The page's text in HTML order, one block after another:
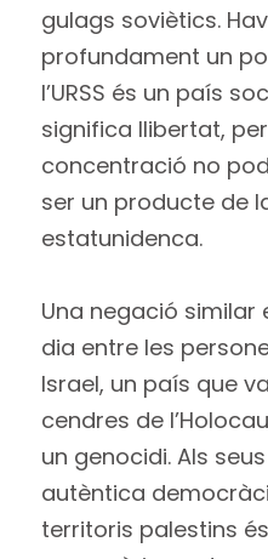
gulags soviètics.
profundament un
l’URSS és un país
significa llibertat,
concentració no
ser un producte de
estatunidenca.
Una negació similar
dia entre les
Israel, un país que
cendres de
un genocidi. Als
autèntica
territoris palestins